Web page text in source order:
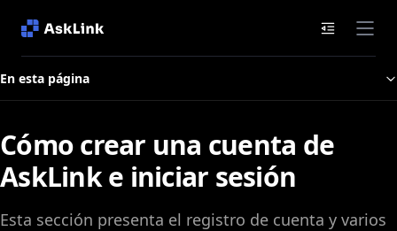
En esta página
Cómo crear una cuenta de
AskLink e iniciar sesión
Esta sección presenta el registro de cuenta y varios